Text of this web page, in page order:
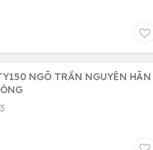
HÃN
3